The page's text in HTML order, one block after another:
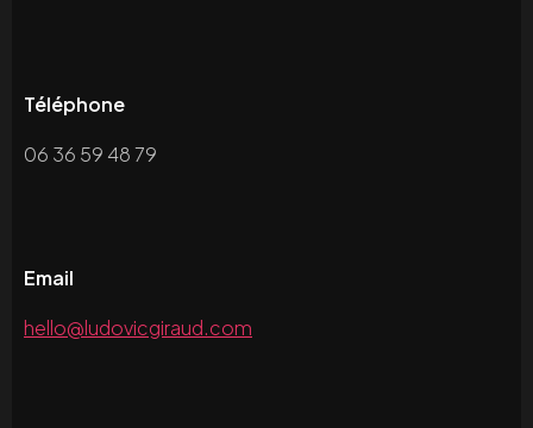
Téléphone
06 36 59 48 79
Email
hello@ludovicgiraud.com